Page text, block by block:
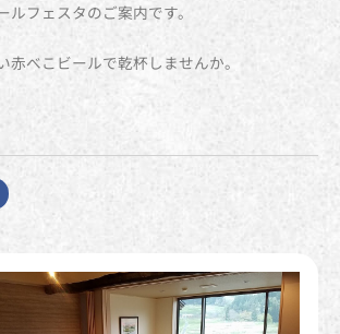
フェスタのご案内です。
べこビールで乾杯しませんか。